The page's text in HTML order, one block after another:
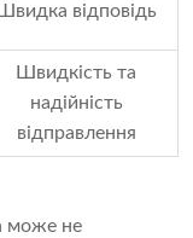
Швидка відповідь
Швидкість та
надійність
відправлення
може не